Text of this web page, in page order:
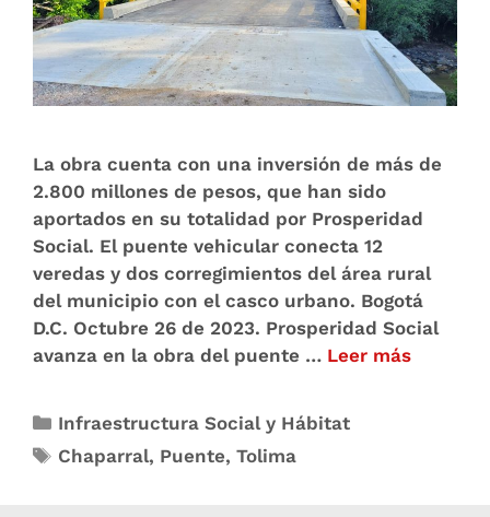
La obra cuenta con una inversión de más de
2.800 millones de pesos, que han sido
aportados en su totalidad por Prosperidad
Social. El puente vehicular conecta 12
veredas y dos corregimientos del área rural
del municipio con el casco urbano. Bogotá
D.C. Octubre 26 de 2023. Prosperidad Social
avanza en la obra del puente … Leer más
Infraestructura Social y Hábitat
Chaparral, Puente,Tolima